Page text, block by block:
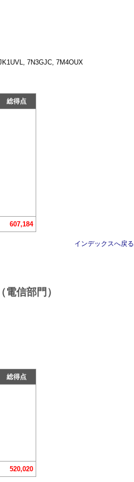
7N3GJC, 7M4OUX
総得点
607,184
インデックスへ戻る
信部門）
総得点
520,020